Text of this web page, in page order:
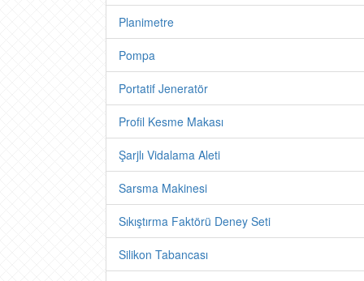
Planimetre
Pompa
Portatif Jeneratör
Profil Kesme Makası
Şarjlı Vidalama Aleti
Sarsma Makinesi
Sıkıştırma Faktörü Deney Seti
Silikon Tabancası